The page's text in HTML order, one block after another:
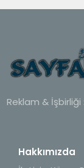
Reklam & İşbirliği :
Hakkımızda